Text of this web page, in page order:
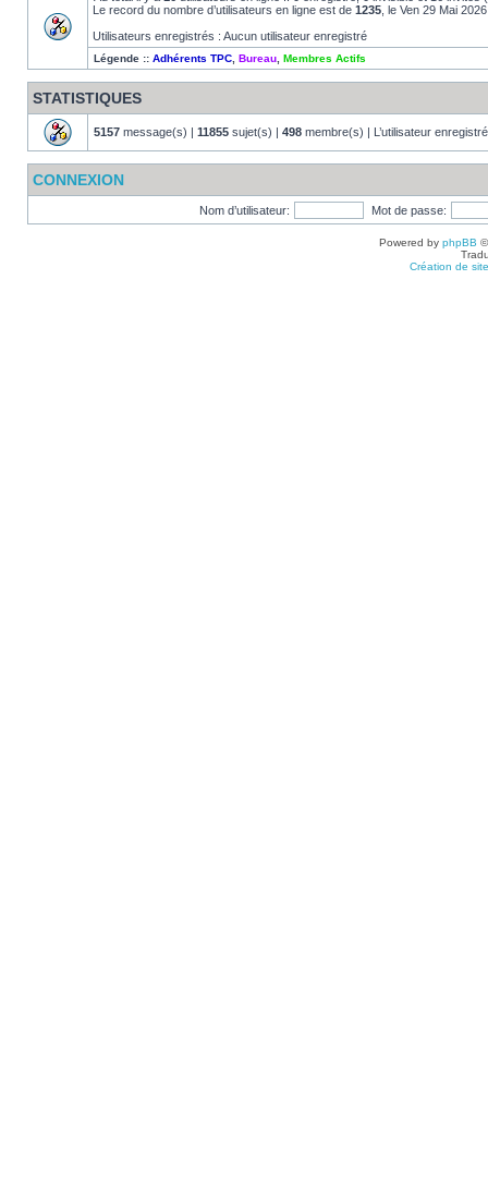
Le record du nombre d’utilisateurs en ligne est de 1235 , le Ven 29 Mai
Utilisateurs enregistrés : Aucun utilisateur enregistré
Légende :: Adhérents TPC Bureau Membres Actifs
STATISTIQUES
5157 message(s) | 11855 sujet(s) | 498 membre(s) | L’utilisateur
CONNEXION
Nom d’utilisateur: Mot de passe:
Powered by phpBB
Création de